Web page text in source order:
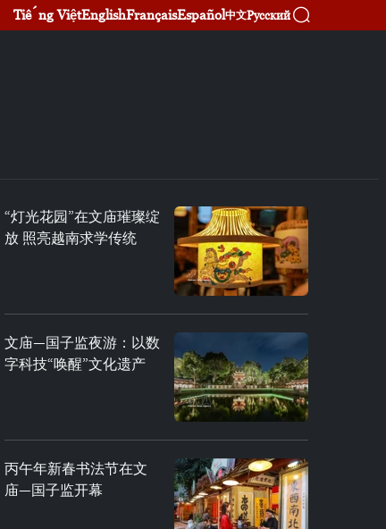
Tiếng ViệtEnglishFrançaisEspañol中文Русский
“灯光花园”在文庙璀璨绽
放 照亮越南求学传统
文庙—国子监夜游：以数
字科技“唤醒”文化遗产
丙午年新春书法节在文
庙—国子监开幕